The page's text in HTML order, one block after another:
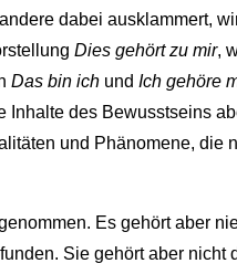
dabei ausklammert,
Dies gehört zu mir,
Das bin ichund Ich gehöre
Inhalte des Bewusstseins
und Phänomene, die
Es gehört aber
Sie gehört aber nicht